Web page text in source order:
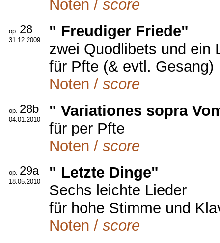
Noten / score
op. 28
31.12.2009
" Freudiger Friede"
zwei Quodlibets und ein
für Pfte (& evtl. Gesang)
Noten / score
op. 28b
04.01.2010
" Variationes sopra
für per Pfte
Noten / score
op. 29a
18.05.2010
" Letzte Dinge"
Sechs leichte Lieder
für hohe Stimme und
Noten / score